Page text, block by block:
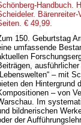
Handbuch.
€ 49,99.
150. Geburtstag
umfassende
– mit
den Hintergrund
– von
Im
bildnerischen
der